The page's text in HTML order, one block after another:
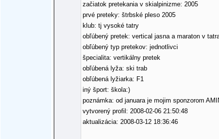
začiatok pretekania v skialpinizme: 2005
prvé preteky: štrbské pleso 2005
klub: tj vysoké tatry
obľúbený pretek: vertical jasna a maraton v
obľúbený typ pretekov: jednotlivci
špecialita: vertikálny pretek
obľúbená lyža: ski trab
obľúbená lyžiarka: F1
iný šport: škola:)
poznámka: od januara je mojim sponzorom
vytvorený profil: 2008-02-06 21:50:48
aktualizácia: 2008-03-12 18:36:46